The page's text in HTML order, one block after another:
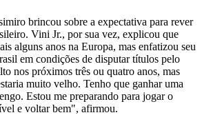
brincou sobre a expectativa para rever
Vini Jr., por sua vez, explicou que
alguns anos na Europa, mas enfatizou seu
em condições de disputar títulos pelo
nos próximos três ou quatro anos, mas
muito velho. Tenho que ganhar uma
Estou me preparando para jogar o
e voltar bem", afirmou.